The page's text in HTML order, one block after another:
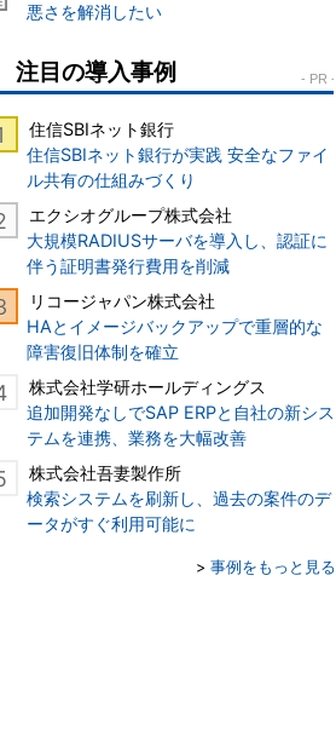
悪さを解消したい